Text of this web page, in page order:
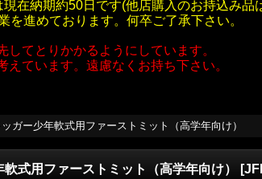
在納期約50日です(他店購入のお持込み品
進めております。何卒ご了承下さい。
てとりかかるようにしています。
ています。遠慮なくお持ち下さい。
ガー少年軟式用ファーストミット（高学年向け）
式用ファーストミット（高学年向け） [